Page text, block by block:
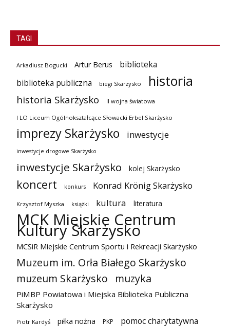
TAGI
Arkadiusz Bogucki Artur Berus
biblioteka
biblioteka publiczna
biegi Skarżysko historia
historia Skarżysko II wojna światowa
I LO Liceum Ogólnokształcące Słowacki Erbel Skarżysko
imprezy Skarżysko inwestycje
inwestycje drogowe Skarżysko
inwestycje Skarżysko kolej Skarżysko
koncert konkurs Konrad Krönig Skarżysko
Krzysztof Myszka książki kultura literatura
MCK Miejskie Centrum
Kultury Skarżysko
MCSiR Miejskie Centrum Sportu i Rekreacji Skarżysko
Muzeum im. Orła Białego Skarżysko
muzeum Skarżysko
muzyka
PiMBP Powiatowa i Miejska Biblioteka Publiczna
Skarżysko
Piotr Kardyś piłka nożna PKP
pomoc charytatywna